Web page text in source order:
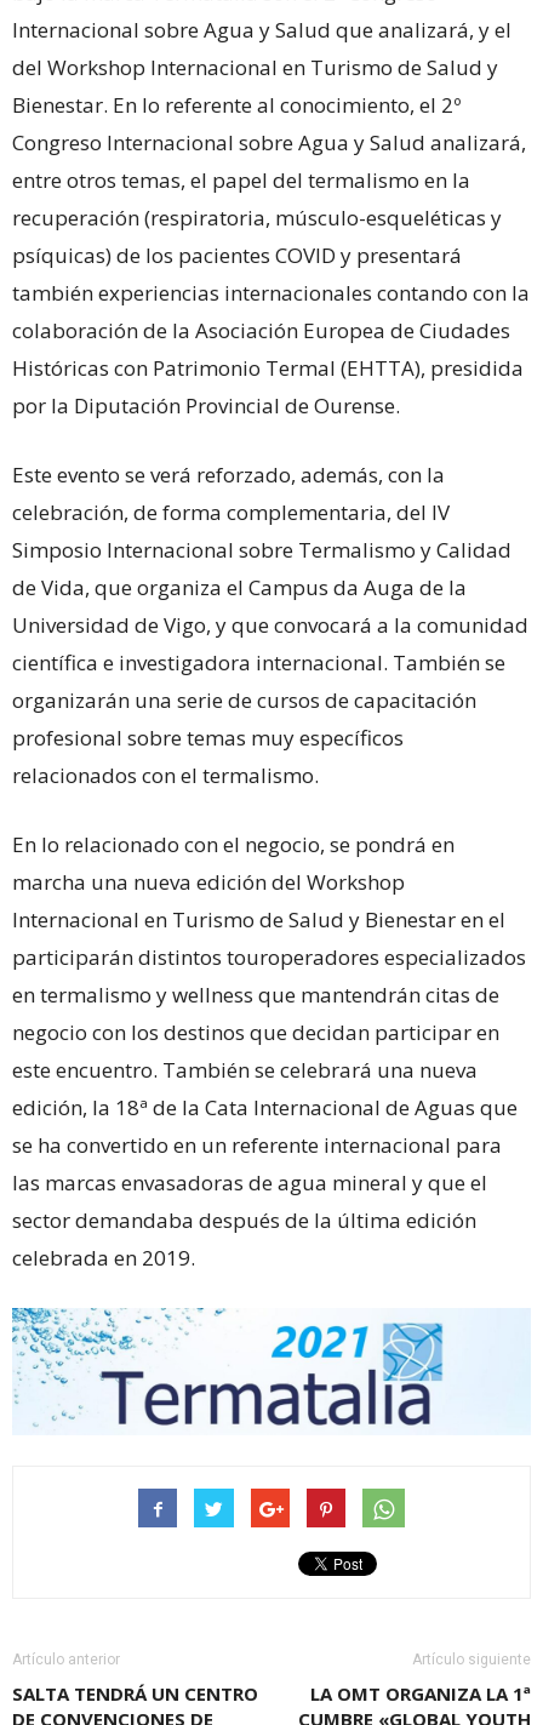
Internacional sobre Agua y Salud que analizará, y el
del Workshop Internacional en Turismo de Salud y
Bienestar. En lo referente al conocimiento, el 2º
Congreso Internacional sobre Agua y Salud analizará,
entre otros temas, el papel del termalismo en la
recuperación (respiratoria, músculo-esqueléticas y
psíquicas) de los pacientes COVID y presentará
también experiencias internacionales contando con la
colaboración de la Asociación Europea de Ciudades
Históricas con Patrimonio Termal (EHTTA), presidida
por la Diputación Provincial de Ourense.
Este evento se verá reforzado, además, con la
celebración, de forma complementaria, del IV
Simposio Internacional sobre Termalismo y Calidad
de Vida, que organiza el Campus da Auga de la
Universidad de Vigo, y que convocará a la comunidad
científica e investigadora internacional. También se
organizarán una serie de cursos de capacitación
profesional sobre temas muy específicos
relacionados con el termalismo.
En lo relacionado con el negocio, se pondrá en
marcha una nueva edición del Workshop
Internacional en Turismo de Salud y Bienestar en el
participarán distintos touroperadores especializados
en termalismo y wellness que mantendrán citas de
negocio con los destinos que decidan participar en
este encuentro. También se celebrará una nueva
edición, la 18ª de la Cata Internacional de Aguas que
se ha convertido en un referente internacional para
las marcas envasadoras de agua mineral y que el
sector demandaba después de la última edición
celebrada en 2019.
Artículo anterior
SALTA TENDRÁ UN CENTRO
DE CONVENCIONES DE
Artículo siguiente
LA OMT ORGANIZA LA 1ª
CUMBRE «GLOBAL YOUTH